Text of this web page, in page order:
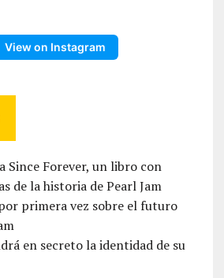
View on Instagram
Since Forever, un libro con
de la historia de Pearl Jam
primera vez sobre el futuro
en secreto la identidad de su